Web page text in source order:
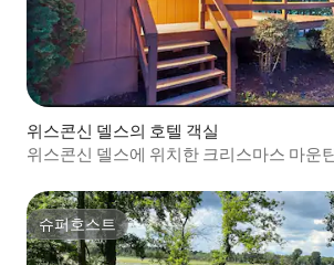
위스콘신 델스의 호텔 객실
위스콘신 델스에 위치한 크리스마스 마운
슈퍼호스트
슈퍼호스트